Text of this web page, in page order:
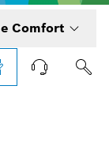
Comfort